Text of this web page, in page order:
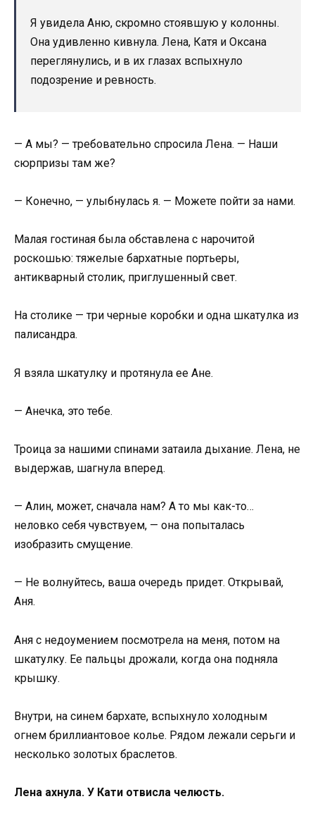
Я увидела Аню, скромно стоявшую у колонны.
Она удивленно кивнула. Лена, Катя и Оксана
переглянулись, и в их глазах вспыхнуло
подозрение и ревность.
— А мы? — требовательно спросила Лена. — Наши
сюрпризы там же?
— Конечно, — улыбнулась я. — Можете пойти за нами.
Малая гостиная была обставлена с нарочитой
роскошью: тяжелые бархатные портьеры,
антикварный столик, приглушенный свет.
На столике — три черные коробки и одна шкатулка из
палисандра.
Я взяла шкатулку и протянула ее Ане.
— Анечка, это тебе.
Троица за нашими спинами затаила дыхание. Лена, не
выдержав, шагнула вперед.
— Алин, может, сначала нам? А то мы как-то…
неловко себя чувствуем, — она попыталась
изобразить смущение.
— Не волнуйтесь, ваша очередь придет. Открывай,
Аня.
Аня с недоумением посмотрела на меня, потом на
шкатулку. Ее пальцы дрожали, когда она подняла
крышку.
Внутри, на синем бархате, вспыхнуло холодным
огнем бриллиантовое колье. Рядом лежали серьги и
несколько золотых браслетов.
Лена ахнула. У Кати отвисла челюсть.